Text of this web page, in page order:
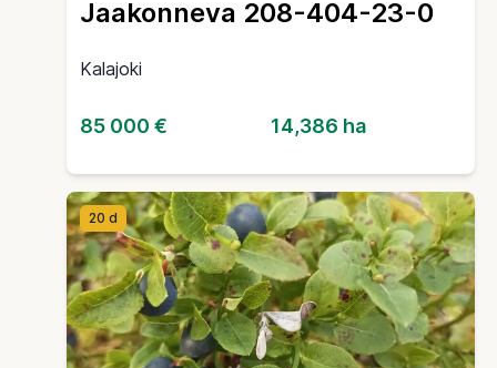
Jaakonneva 208-404-23-0
Kalajoki
85 000 € 14,386 ha
20 d